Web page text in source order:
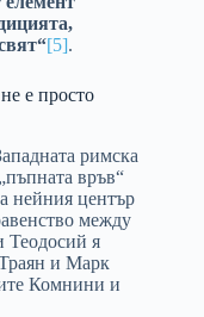
[5].
е просто
римска
връв“
нейния център
между
Теодосий я
Траян и Марк
Комнини и